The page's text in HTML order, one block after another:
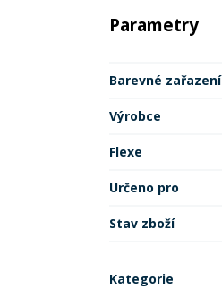
Parametry
Barevné zařazení
Výrobce
Flexe
Určeno pro
Stav zboží
Kategorie